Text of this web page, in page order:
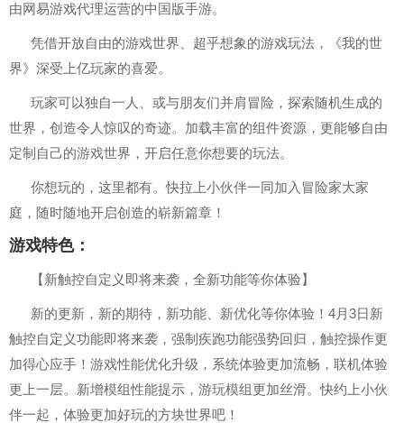
由网易游戏代理运营的中国版手游。
凭借开放自由的游戏世界、超乎想象的游戏玩法，《我的世
界》深受上亿玩家的喜爱。
玩家可以独自一人、或与朋友们并肩冒险，探索随机生成的
世界，创造令人惊叹的奇迹。加载丰富的组件资源，更能够自由
定制自己的游戏世界，开启任意你想要的玩法。
你想玩的，这里都有。快拉上小伙伴一同加入冒险家大家
庭，随时随地开启创造的崭新篇章！
游戏特色：
【新触控自定义即将来袭，全新功能等你体验】
新的更新，新的期待，新功能、新优化等你体验！4月3日新
触控自定义功能即将来袭，强制疾跑功能强势回归，触控操作更
加得心应手！游戏性能优化升级，系统体验更加流畅，联机体验
更上一层。新增模组性能提示，游玩模组更加丝滑。快约上小伙
伴一起，体验更加好玩的方块世界吧！